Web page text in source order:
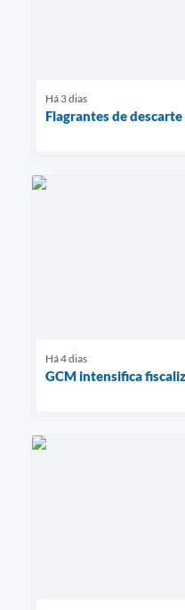
Há 3 dias
Flagrantes de
Há 4 dias
GCM intensifica